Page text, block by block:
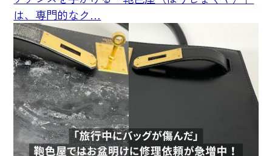
は、専門的なク…